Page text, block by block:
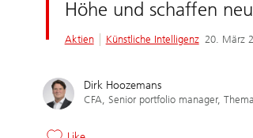
Höhe und schaffen
Aktien Künstliche Intelligenz 20. März
Dirk Hoozemans
CFA, Senior portfolio manager,